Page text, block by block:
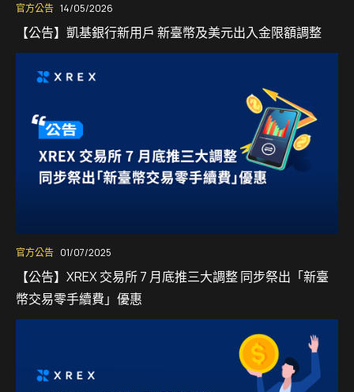
官方公告 14/05/2026
【公告】凱基銀行新用戶 新臺幣及美元出入金限額調整
官方公告 01/07/2025
【公告】XREX 交易所 7 月底推三大調整 同步祭出「新臺
幣交易零手續費」優惠